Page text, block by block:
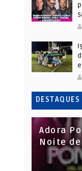
DESTAQUES
Adora
Noite de